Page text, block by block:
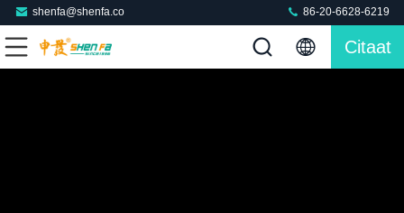
shenfa@shenfa.co 86-20-6628-6219
Citaat